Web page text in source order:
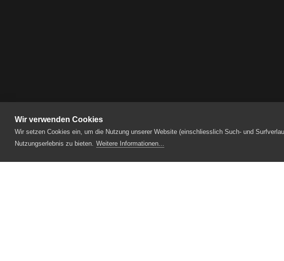
Wir verwenden Cookies
Wir setzen Cookies ein, um die Nutzung unserer Website (einschliesslich Such- und
Nutzungserlebnis zu bieten. Weitere Informationen...
Produktionen 2016 Familiennachmittag & Finissage